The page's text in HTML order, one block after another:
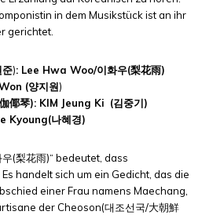
in dem Musikstück ist an ihr
gerichtet.
준): Lee Hwa Woo/이화우(梨花雨)
(양지원)
倻琴): KIM Jeung Ki (김중기)
Kyoung(나혜경)
(梨花雨)“ bedeutet, dass
handelt sich um ein Gedicht, das die
einer Frau namens Maechang,
der Cheoson(대조선국/大朝鮮